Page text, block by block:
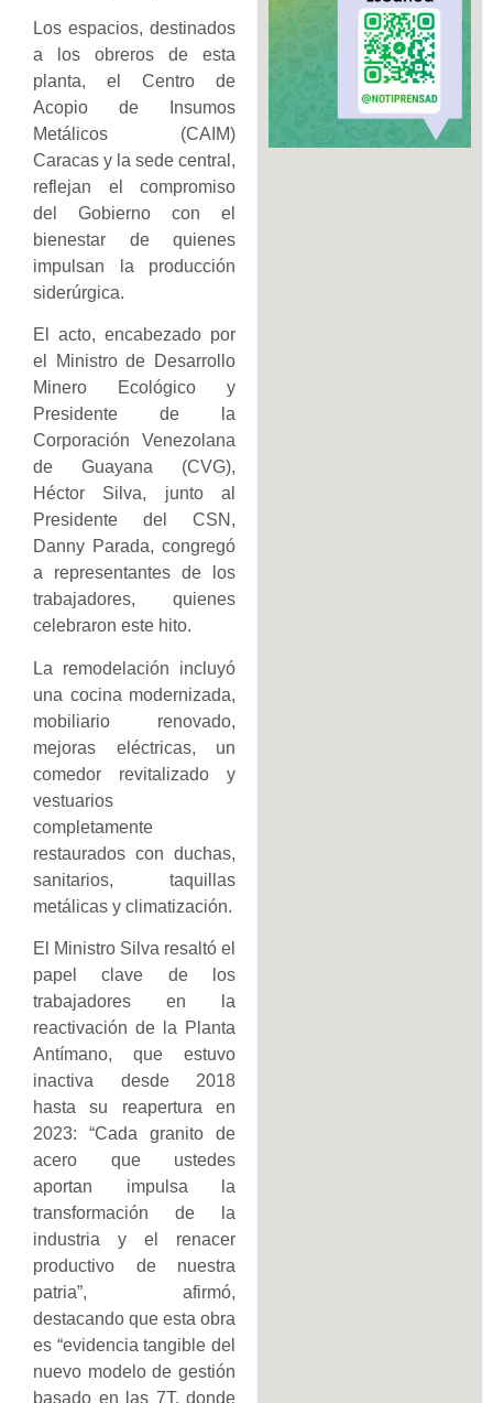
Los espacios, destinados
a los obreros de esta
planta, el Centro de
Acopio de Insumos
Metálicos (CAIM)
Caracas y la sede central,
reflejan el compromiso
del Gobierno con el
bienestar de quienes
impulsan la producción
siderúrgica.
El acto, encabezado por
el Ministro de Desarrollo
Minero Ecológico y
Presidente de la
Corporación Venezolana
de Guayana (CVG),
Héctor Silva, junto al
Presidente del CSN,
Danny Parada, congregó
a representantes de los
trabajadores, quienes
celebraron este hito.
La remodelación incluyó
una cocina modernizada,
mobiliario renovado,
mejoras eléctricas, un
comedor revitalizado y
vestuarios
completamente
restaurados con duchas,
sanitarios, taquillas
metálicas y climatización.
El Ministro Silva resaltó el
papel clave de los
trabajadores en la
reactivación de la Planta
Antímano, que estuvo
inactiva desde 2018
hasta su reapertura en
2023: “Cada granito de
acero que ustedes
aportan impulsa la
transformación de la
industria y el renacer
productivo de nuestra
patria”, afirmó,
destacando que esta obra
es “evidencia tangible del
nuevo modelo de gestión
basado en las 7T, donde